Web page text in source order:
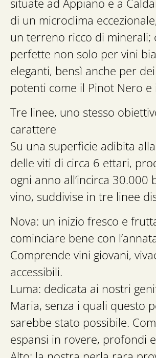
di un microclima
un terreno ricco di minerali;
perfette non solo per vini
eleganti, bensì anche per
potenti come il Pinot Nero
Tre linee, uno stesso
carattere
Su una superficie adibita
delle viti di circa 6 ettari,
ogni anno all’incirca 30.000
vino, suddivise in tre linee
Nova: un inizio fresco e
cominciare bene con
Comprende vini giovani,
accessibili.
Luma: dedicata ai nostri
Maria, senza i quali questo
sarebbe stato possibile.
espansi in rovere, profondi